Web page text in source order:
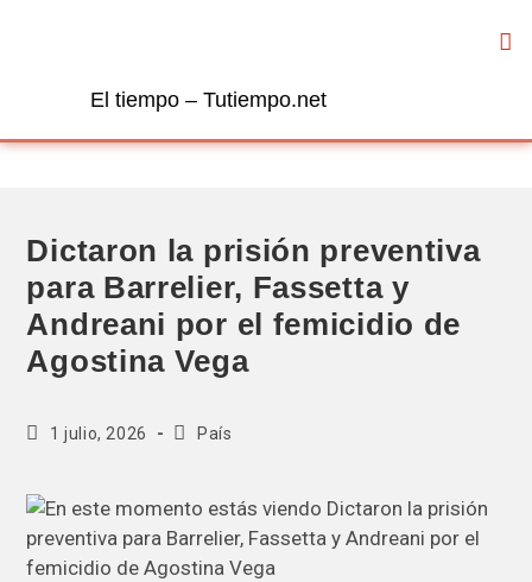
El tiempo – Tutiempo.net
Dictaron la prisión preventiva
para Barrelier, Fassetta y
Andreani por el femicidio de
Agostina Vega
1 julio, 2026 País